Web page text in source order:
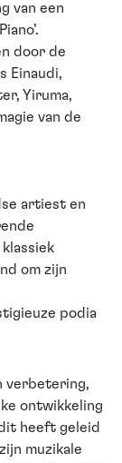
van een
door de
Einaudi,
Yiruma,
van de
artiest en
om zijn
podia
verbetering,
ontwikkeling
heeft geleid
muzikale